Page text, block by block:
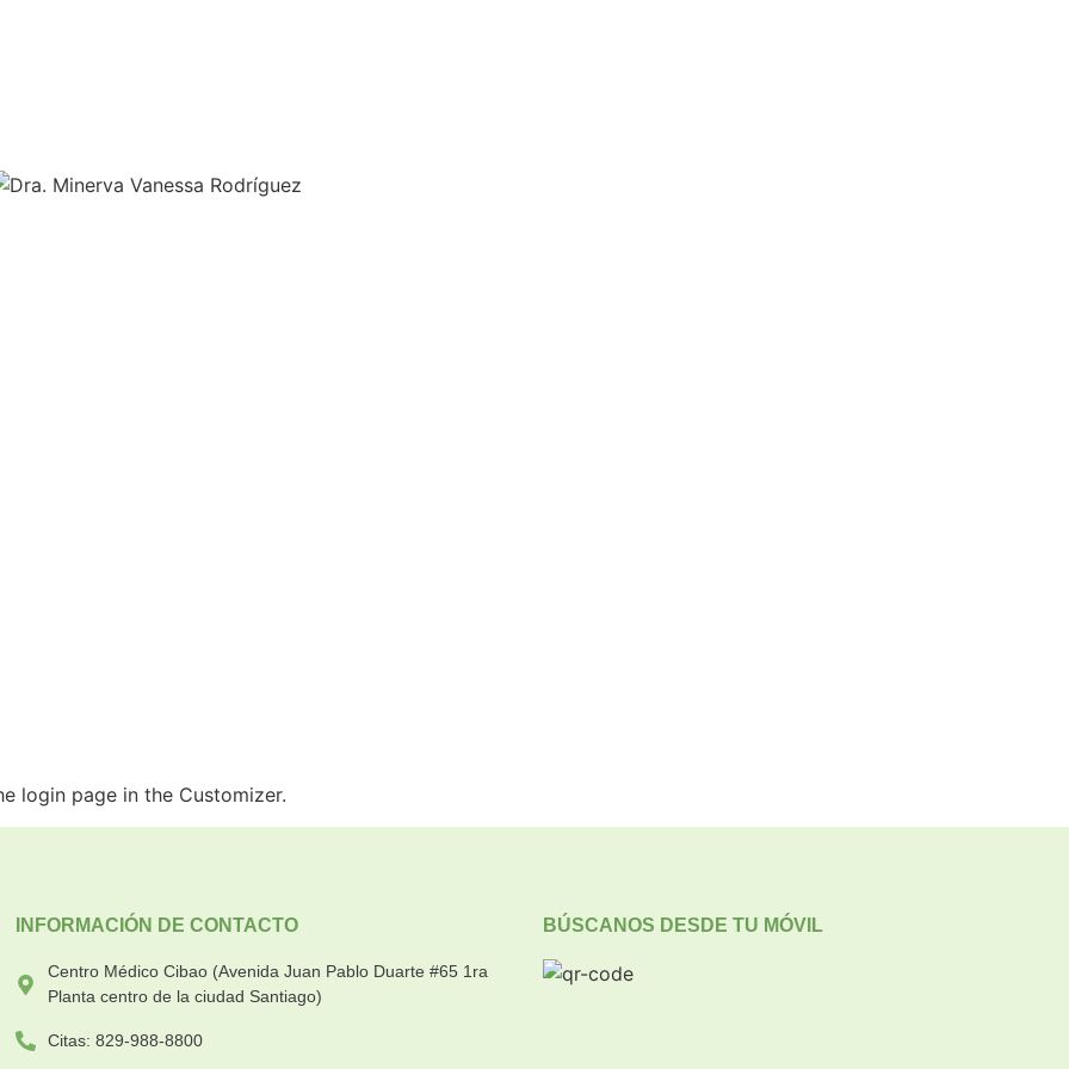
Vanessa Rodríguez
login page in the Customizer.
INFORMACIÓN DE CONTACTO
Centro Médico Cibao (Avenida Juan Pablo Duarte #65 1ra
Planta centro de la ciudad Santiago)
Citas: 829-988-8800
BÚSCANOS DESDE TU MÓVIL